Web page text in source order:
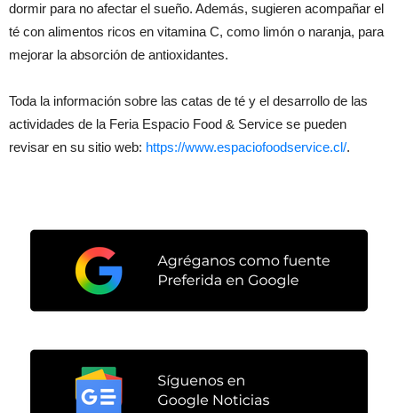
dormir para no afectar el sueño. Además, sugieren acompañar el
té con alimentos ricos en vitamina C, como limón o naranja, para
mejorar la absorción de antioxidantes.
Toda la información sobre las catas de té y el desarrollo de las
actividades de la Feria Espacio Food & Service se pueden
revisar en su sitio web: https://www.espaciofoodservice.cl/.